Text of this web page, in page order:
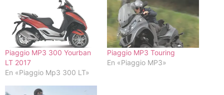
Piaggio MP3 300 Yourban
LT 2017
En «Piaggio Mp3 300 LT»
Piaggio MP3 Touring
En «Piaggio MP3»